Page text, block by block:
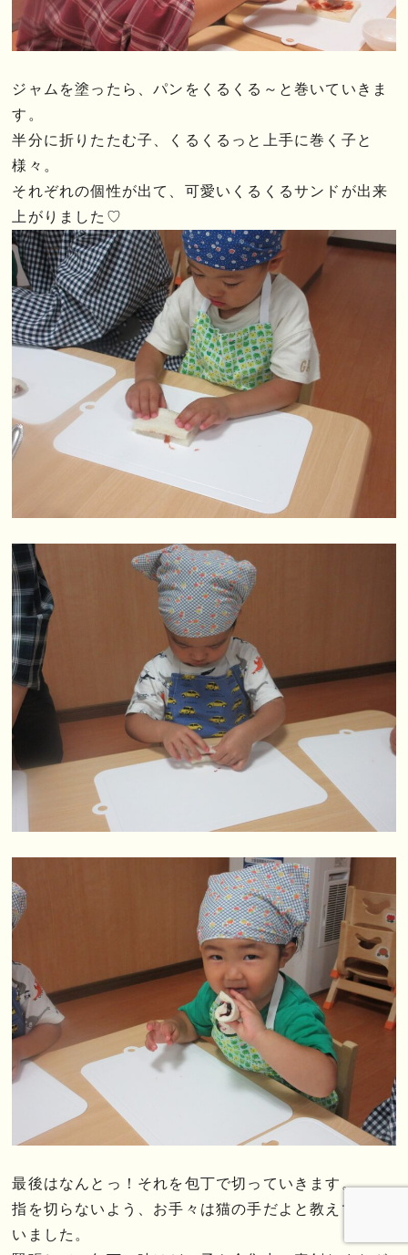
ジャムを塗ったら、パンをくるくる～と巻いていきま
す。
半分に折りたたむ子、くるくるっと上手に巻く子と
様々。
それぞれの個性が出て、可愛いくるくるサンドが出来
上がりました♡
最後はなんとっ！それを包丁で切っていきます。
指を切らないよう、お手々は猫の手だよと教えてもら
いました。